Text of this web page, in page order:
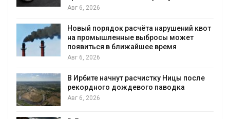
после
Авг 5, 2026
В Кении противников строительства
проверяют по статье о терроризме
Авг 5, 2026
для охраны израильской тюрьмы
Авг 5, 2026